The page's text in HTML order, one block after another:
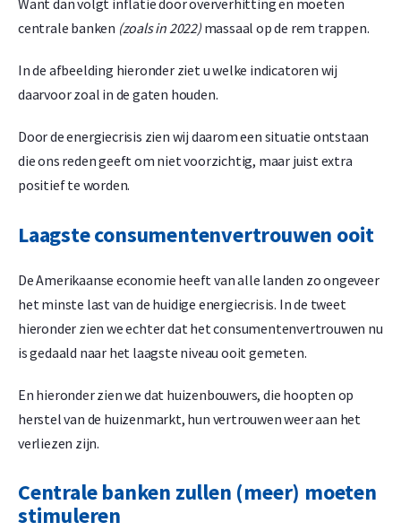
centrale banken (zoals in 2022)massaal op de rem trappen.
In de afbeelding hieronder ziet u welke indicatoren wij
daarvoor zoal in de gaten houden.
Door de energiecrisis zien wij daarom een situatie ontstaan
die ons reden geeft om niet voorzichtig, maar juist extra
positief te worden.
Laagste consumentenvertrouwen ooit
De Amerikaanse economie heeft van alle landen zo ongeveer
het minste last van de huidige energiecrisis. In de tweet
hieronder zien we echter dat het consumentenvertrouwen nu
is gedaald naar het laagste niveau ooit gemeten.
En hieronder zien we dat huizenbouwers, die hoopten op
herstel van de huizenmarkt, hun vertrouwen weer aan het
verliezen zijn.
Centrale banken zullen (meer) moeten
stimuleren